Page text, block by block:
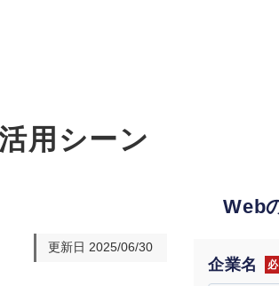
コンサルタン
品質ガイドラ
定額制営業代
定額制採用代
拡散付1日密
1本無料で記
道場TOP
用シーン
更新日 2025/06/30
Web
企業名